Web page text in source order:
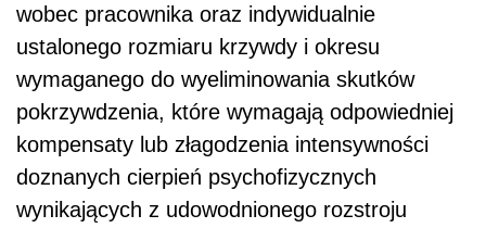
wobec pracownika oraz indywidualnie
ustalonego rozmiaru krzywdy i okresu
wymaganego do wyeliminowania skutków
pokrzywdzenia, które wymagają odpowiedniej
kompensaty lub złagodzenia intensywności
doznanych cierpień psychofizycznych
wynikających z udowodnionego rozstroju